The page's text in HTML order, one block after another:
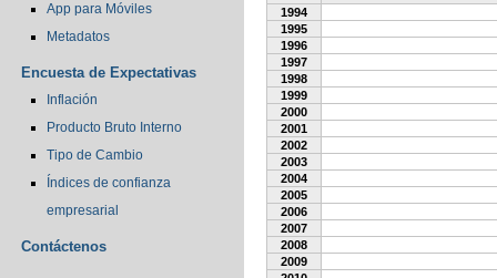
App para Móviles
Metadatos
Encuesta de Expectativas
Inflación
Producto Bruto Interno
Tipo de Cambio
Índices de confianza
empresarial
Contáctenos
1994
1995
1996
1997
1998
1999
2000
2001
2002
2003
2004
2005
2006
2007
2008
2009